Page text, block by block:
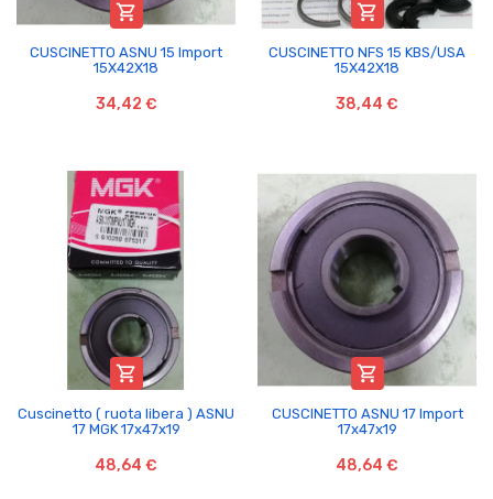

CUSCINETTO ASNU 15 Import
15X42X18
34,42 €

CUSCINETTO NFS 15 KBS/USA
15X42X18
38,44 €

Cuscinetto ( ruota libera ) ASNU
17 MGK 17x47x19
48,64 €

CUSCINETTO ASNU 17 Import
17x47x19
48,64 €